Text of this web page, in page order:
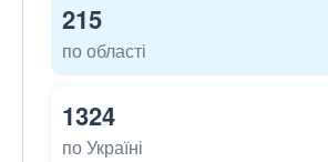
215
по області
1324
по Україні